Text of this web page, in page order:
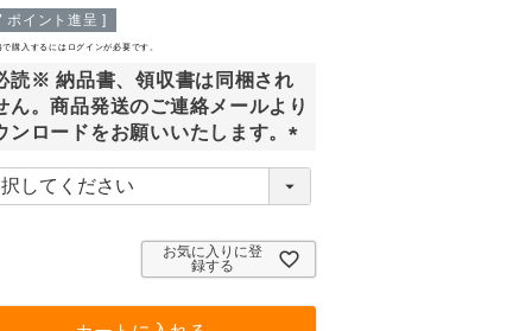
ポイント進呈 ]
で購入するにはログインが必要です。
※ 納品書、領収書は同梱され
ん。商品発送のご連絡メールより
ンロードをお願いいたします。
(
必
)
お気に入りに登
録する